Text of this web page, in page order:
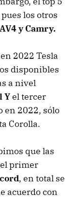
pues los otros
y Camry.
2022 Tesla
disponibles
a nivel
Yel tercer
en 2022, sólo
Corolla.
que las
primer
, en total se
acuerdo con